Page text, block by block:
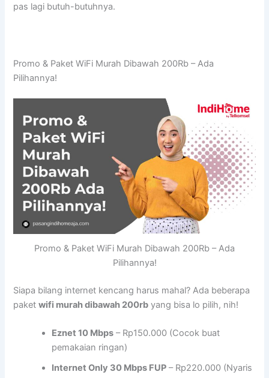
pas lagi butuh-butuhnya.
Promo & Paket WiFi Murah Dibawah 200Rb – Ada
Pilihannya!
Promo & Paket WiFi Murah Dibawah 200Rb – Ada
Pilihannya!
Siapa bilang internet kencang harus mahal? Ada beberapa
paketwifi murah dibawah 200rb yang bisa lo pilih, nih!
Eznet 10 Mbps – Rp150.000 (Cocok buat
pemakaian ringan)
Internet Only 30 Mbps FUP – Rp220.000 (Nyaris